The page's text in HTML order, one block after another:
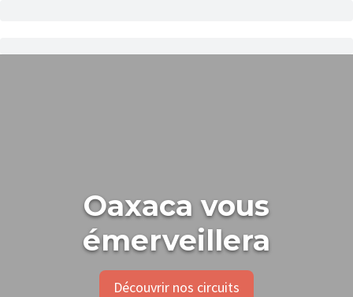
Oaxaca vous
émerveillera
Découvrir nos circuits